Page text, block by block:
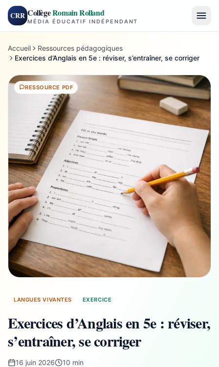
CRR CollègeRomain Rolland
MÉDIA ÉDUCATIF INDÉPENDANT
Accueil
Ressources pédagogiques
Exercices d’Anglais en 5e : réviser, s’entraîner, se corriger
RESSOURCE PDF
LANGUES VIVANTES EXERCICE
Exercices d’Anglais en 5e : réviser,
s’entraîner, se corriger
16 juin 2026 10 min